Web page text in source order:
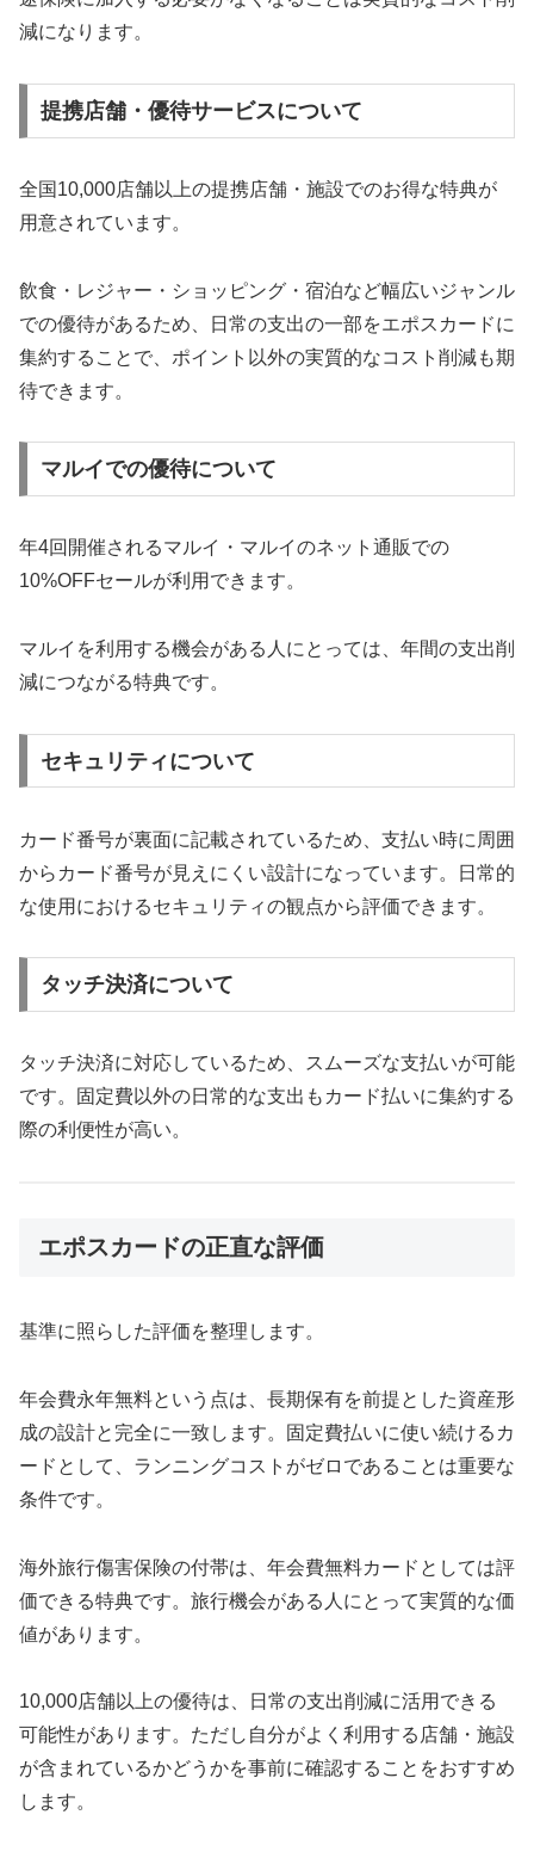
減になります。
提携店舗・優待サービスについて
全国10,000店舗以上の提携店舗・施設でのお得な特典が
用意されています。
飲食・レジャー・ショッピング・宿泊など幅広いジャンル
での優待があるため、日常の支出の一部をエポスカードに
集約することで、ポイント以外の実質的なコスト削減も期
待できます。
マルイでの優待について
年4回開催されるマルイ・マルイのネット通販での
10%OFFセールが利用できます。
マルイを利用する機会がある人にとっては、年間の支出削
減につながる特典です。
セキュリティについて
カード番号が裏面に記載されているため、支払い時に周囲
からカード番号が見えにくい設計になっています。日常的
な使用におけるセキュリティの観点から評価できます。
タッチ決済について
タッチ決済に対応しているため、スムーズな支払いが可能
です。固定費以外の日常的な支出もカード払いに集約する
際の利便性が高い。
エポスカードの正直な評価
基準に照らした評価を整理します。
年会費永年無料という点は、長期保有を前提とした資産形
成の設計と完全に一致します。固定費払いに使い続けるカ
ードとして、ランニングコストがゼロであることは重要な
条件です。
海外旅行傷害保険の付帯は、年会費無料カードとしては評
価できる特典です。旅行機会がある人にとって実質的な価
値があります。
10,000店舗以上の優待は、日常の支出削減に活用できる
可能性があります。ただし自分がよく利用する店舗・施設
が含まれているかどうかを事前に確認することをおすすめ
します。